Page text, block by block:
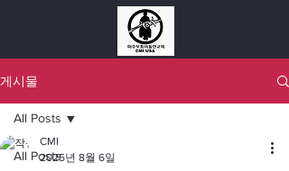
게시물
All Posts
All Posts
CMI
2025년 8월 6일